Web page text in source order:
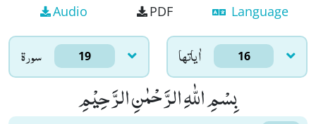
Audio PDF Language
سورۃ 19 اٰياتها 16
بِسْمِ اللّٰهِ الرَّحْمٰنِ الرَّحِیْمِ